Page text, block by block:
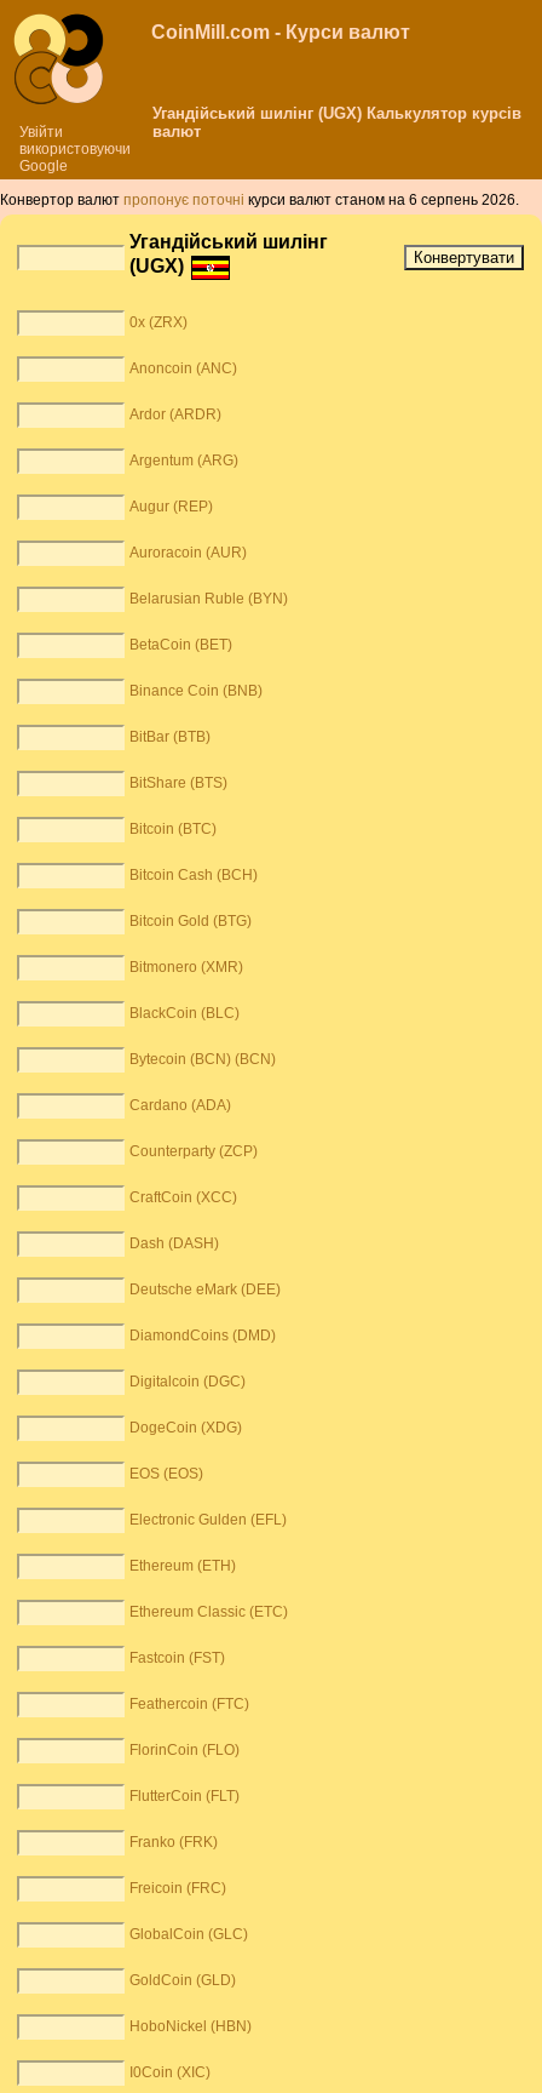
Увійти
використовуючи
Google
CoinMill.com - Курси валют
Угандійський шилінг (UGX) Калькулятор курсів
валют
Конвертор валют пропонує поточні курси валют станом на 6 серпень 2026.
Угандійський шилінг
(UGX)
0x (ZRX)
Anoncoin (ANC)
Ardor (ARDR)
Argentum (ARG)
Augur (REP)
Auroracoin (AUR)
Belarusian Ruble (BYN)
BetaCoin (BET)
Binance Coin (BNB)
BitBar (BTB)
BitShare (BTS)
Bitcoin (BTC)
Bitcoin Cash (BCH)
Bitcoin Gold (BTG)
Bitmonero (XMR)
BlackCoin (BLC)
Bytecoin (BCN) (BCN)
Cardano (ADA)
Counterparty (ZCP)
CraftCoin (XCC)
Dash (DASH)
Deutsche eMark (DEE)
DiamondCoins (DMD)
Digitalcoin (DGC)
DogeCoin (XDG)
EOS (EOS)
Electronic Gulden (EFL)
Ethereum (ETH)
Ethereum Classic (ETC)
Fastcoin (FST)
Feathercoin (FTC)
FlorinCoin (FLO)
FlutterCoin (FLT)
Franko (FRK)
Freicoin (FRC)
GlobalCoin (GLC)
GoldCoin (GLD)
HoboNickel (HBN)
I0Coin (XIC)